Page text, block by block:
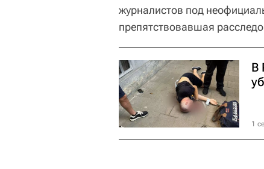
журналистов под
препятствовавшая
В
1